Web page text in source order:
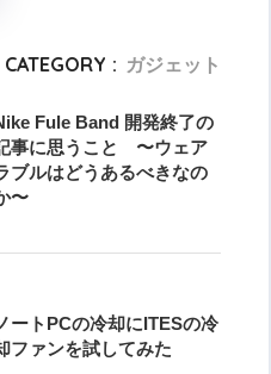
CATEGORY : ガジェット
Fule Band 開発終了の
事に思うこと 〜ウェア
ブルはどうあるべきなの
〜
ートPCの冷却にITESの冷
ファンを試してみた